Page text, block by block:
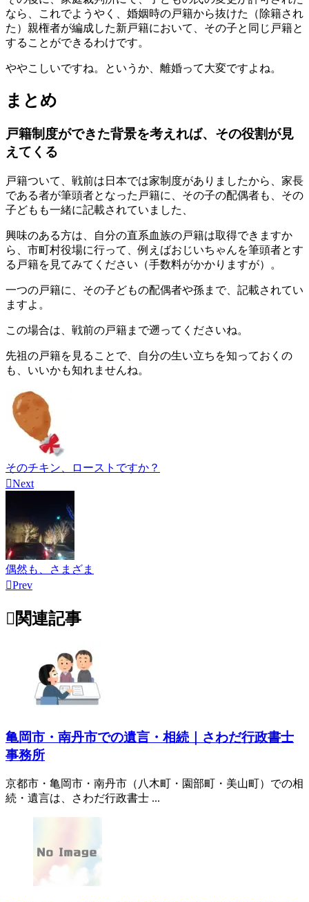
なら、これでようやく、婚姻時の戸籍から抜けた（除籍され
た）親権者が編成した新戸籍において、その子と同じ戸籍と
することができるわけです。
ややこしいですね。というか、離婚って大変ですよね。
まとめ
戸籍制度ができた背景を考えれば、その役割が見
えてくる
戸籍ついて、戦前は日本では家制度がありましたから、家長
である者が筆頭者となった戸籍に、その子の配偶者も、その
子どもも一緒に記載されていました、
興味のある方は、自分の直系血族の戸籍は取得できますか
ら、市町村役場に行って、例えばおじいちゃんを筆頭者とす
る戸籍を見てみてください（手数料がかかりますが）。
一つの戸籍に、その子どもの配偶者や孫まで、記載されてい
ますよ。
この場合は、戦前の戸籍まで遡ってくださいね。
先祖の戸籍を見ることで、自分の生い立ちを知っておくの
も、いいかも知れませんね。
そのチキン、ローストですか？
Next
偶然も、さまざま
Prev
関連記事
亀岡市・南丹市での遺言・相続｜さわだ行政書士
事務所
京都市・亀岡市・南丹市（八木町・園部町・美山町）での相
続・遺言は、さわだ行政書士 ...